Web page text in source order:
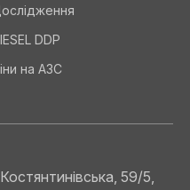
DDP
на АЗС
59/5,